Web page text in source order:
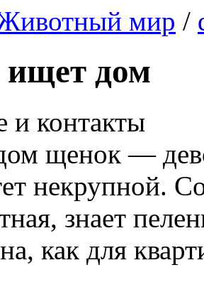
мир /
дом
и контакты
щенок —
некрупной.
знает
как для